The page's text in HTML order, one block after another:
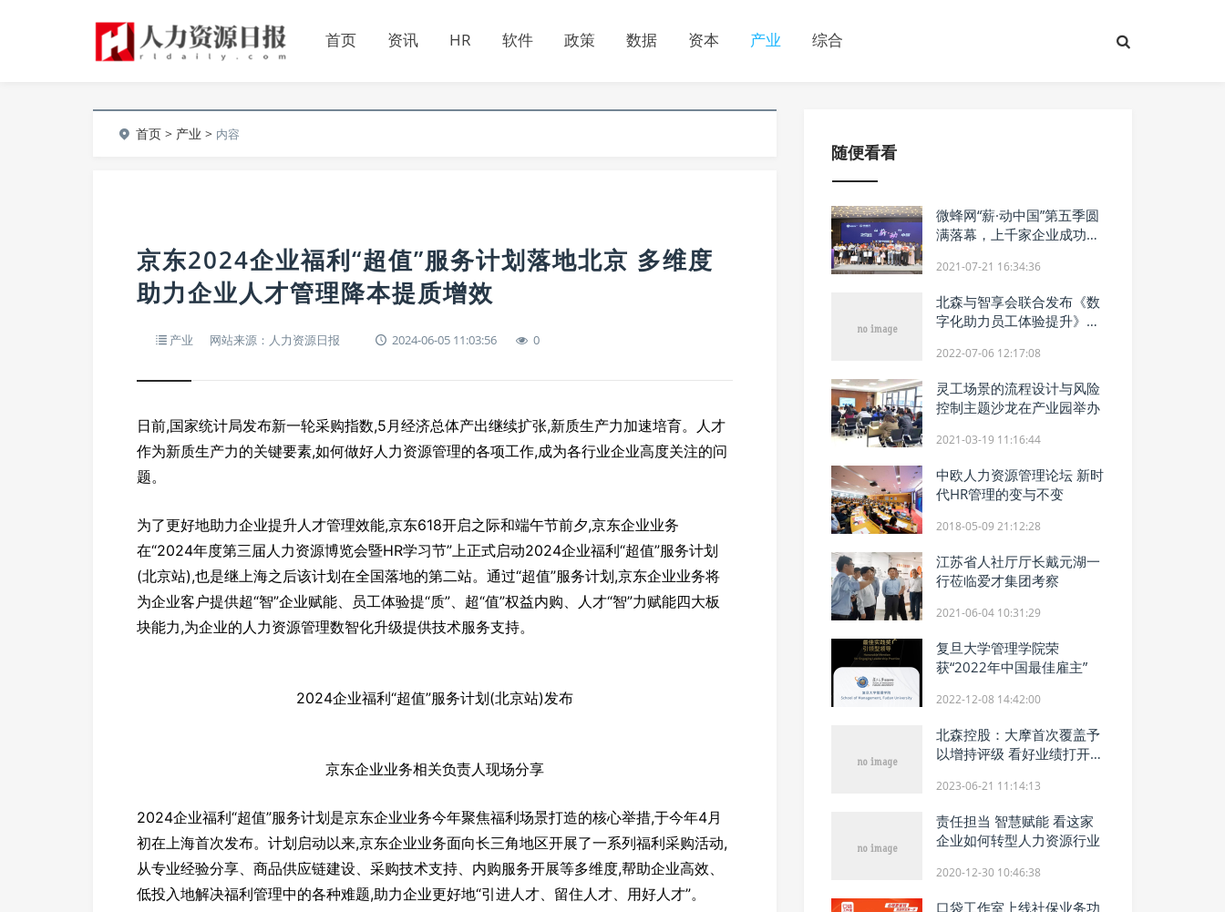
首页 资讯 HR 软件 政策 数据 资本 产业 综合
首页 > 产业 > 内容
京东2024企业福利“超值”服务计划落地北京 多维度
助力企业人才管理降本提质增效
产业 网站来源：人力资源日报 2024-06-05 11:03:56 0
日前,国家统计局发布新一轮采购指数,5月经济总体产出继续扩张,新质生产力加速培育。人才
作为新质生产力的关键要素,如何做好人力资源管理的各项工作,成为各行业企业高度关注的问
题。
为了更好地助力企业提升人才管理效能,京东618开启之际和端午节前夕,京东企业业务
在“2024年度第三届人力资源博览会暨HR学习节”上正式启动2024企业福利“超值”服务计划
(北京站),也是继上海之后该计划在全国落地的第二站。通过“超值”服务计划,京东企业业务将
为企业客户提供超“智”企业赋能、员工体验提“质”、超“值”权益内购、人才“智”力赋能四大板
块能力,为企业的人力资源管理数智化升级提供技术服务支持。
2024企业福利“超值”服务计划(北京站)发布
京东企业业务相关负责人现场分享
2024企业福利“超值”服务计划是京东企业业务今年聚焦福利场景打造的核心举措,于今年4月
初在上海首次发布。计划启动以来,京东企业业务面向长三角地区开展了一系列福利采购活动,
从专业经验分享、商品供应链建设、采购技术支持、内购服务开展等多维度,帮助企业高效、
低投入地解决福利管理中的各种难题,助力企业更好地“引进人才、留住人才、用好人才”。
随便看看
微蜂网“薪·动中国”第五季圆
满落幕，上千家企业成功受
2021-07-21 16:34:36
北森与智享会联合发布《数
字化助力员工体验提升》报
2022-07-06 12:17:08
灵工场景的流程设计与风险
控制主题沙龙在产业园举办
2021-03-19 11:16:44
中欧人力资源管理论坛 新时
代HR管理的变与不变
2018-05-09 21:12:28
江苏省人社厅厅长戴元湖一
行莅临爱才集团考察
2021-06-04 10:31:29
复旦大学管理学院荣
获“2022年中国最佳雇主”
2022-12-08 14:42:00
北森控股：大摩首次覆盖予
以增持评级 看好业绩打开高
2023-06-21 11:14:13
责任担当 智慧赋能 看这家
企业如何转型人力资源行业
2020-12-30 10:46:38
口袋工作室上线社保业务功